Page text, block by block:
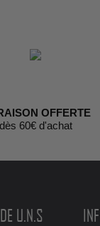
OFFERTE
dès 60€ d'achat
U.N.S